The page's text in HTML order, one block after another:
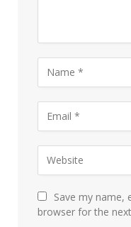
Save my name,
browser for the